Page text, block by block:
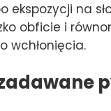
ekspozycji na
obficie i
wchłonięcia.